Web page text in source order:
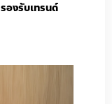
รองรับเทรนด์